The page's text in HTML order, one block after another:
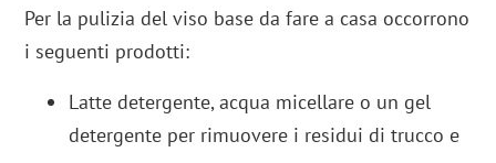
Per la pulizia del viso base da fare a casa occorrono
i seguenti prodotti:
Latte detergente, acqua micellare o un gel
detergente per rimuovere i residui di trucco e